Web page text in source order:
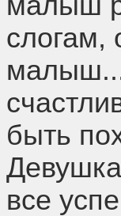
слогам,
малыш...
быть
все